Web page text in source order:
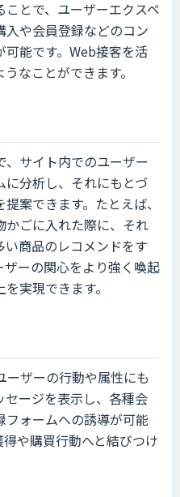
とで、ユーザーエクスペ
入や会員登録などのコン
能です。Web接客を活
なことができます。
サイト内でのユーザー
分析し、それにもとづ
案できます。たとえば、
かごに入れた際に、それ
い商品のレコメンドをす
ーの関心をより強く喚起
実現できます。
ザーの行動や属性にも
セージを表示し、各種会
フォームへの誘導が可能
や購買行動へと結びつけ